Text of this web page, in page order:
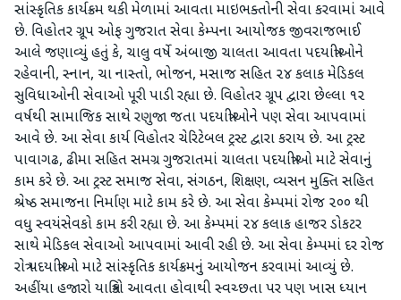
સાંસ્કૃતિક કાર્યક્રમ થકી મેળામાં આવતા માઇભક્તોની સેવા કરવામાં આવે
છે. વિહોતર ગ્રૂપ ઓફ ગુજરાત સેવા કેમ્પના આયોજક જીવરાજભાઈ
આલે જણાવ્યું હતું કે, ચાલુ વર્ષે અંબાજી ચાલતા આવતા પદયાત્રીઓને
રહેવાની, સ્નાન, ચા નાસ્તો, ભોજન, મસાજ સહિત ૨૪ કલાક મેડિકલ
સુવિધાઓની સેવાઓ પૂરી પાડી રહ્યા છે. વિહોતર ગ્રૂપ દ્વારા છેલ્લા ૧૨
વર્ષથી સામાજિક સાથે રણુજા જતા પદયાત્રીઓને પણ સેવા આપવામાં
આવે છે. આ સેવા કાર્ય વિહોતર ચેરિટેબલ ટ્રસ્ટ દ્વારા કરાય છે. આ ટ્રસ્ટ
પાવાગઢ, ઢીમા સહિત સમગ્ર ગુજરાતમાં ચાલતા પદયાત્રીઓ માટે સેવાનું
કામ કરે છે. આ ટ્રસ્ટ સમાજ સેવા, સંગઠન, શિક્ષણ, વ્યસન મુક્તિ સહિત
શ્રેષ્ઠ સમાજના નિર્માણ માટે કામ કરે છે. આ સેવા કેમ્પમાં રોજ ૨૦૦ થી
વધુ સ્વયંસેવકો કામ કરી રહ્યા છે. આ કેમ્પમાં ૨૪ કલાક હાજર ડોકટર
સાથે મેડિકલ સેવાઓ આપવામાં આવી રહી છે. આ સેવા કેમ્પમાં દર રોજ
રાત્રે પદયાત્રીઓ માટે સાંસ્કૃતિક કાર્યક્રમનું આયોજન કરવામાં આવ્યું છે.
અહીંયા હજારો યાત્રિકો આવતા હોવાથી સ્વચ્છતા પર પણ ખાસ ધ્યાન